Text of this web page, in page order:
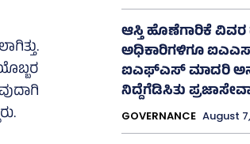
ಆಸ್ತಿ ಹೊಣೆಗಾರಿಕೆ
ಅಧಿಕಾರಿಗಳಿಗೂ
ಐಎಫ್‌ಎಸ್‌ ಮಾದರಿ
ನಿದ್ದೆಗೆಡಿಸಿತು
GOVERNANCE August